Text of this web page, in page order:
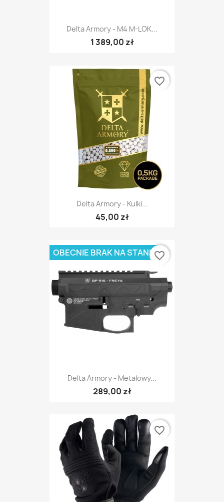
Delta Armory - M4 M-LOK...
1 389,00 zł
Delta Armory - Kulki...
45,00 zł
favorite_border
Delta Armory - Metalowy...
289,00 zł
OBECNIE BRAK NA STANIEfavorite_border
favorite_border